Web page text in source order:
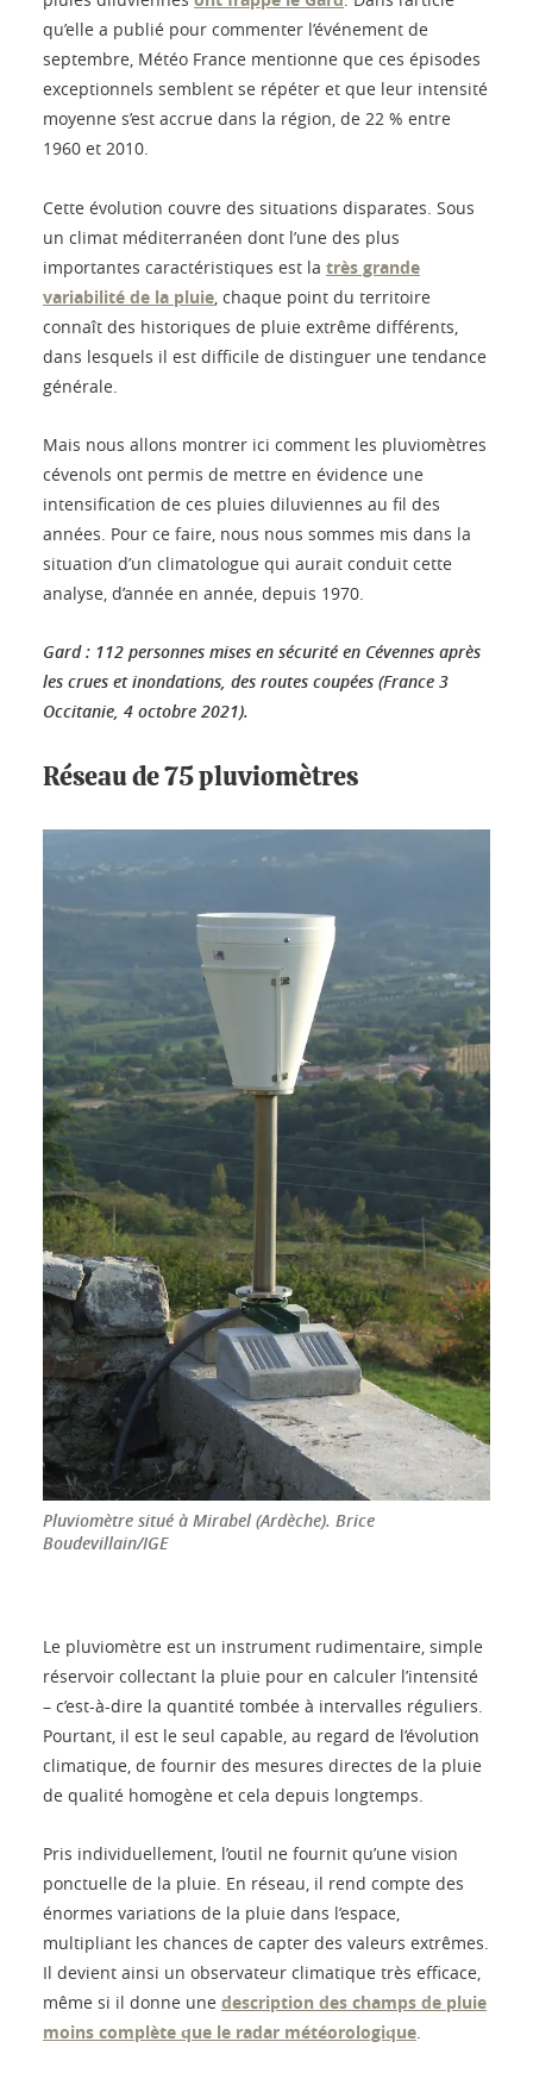
qu’elle a publié pour commenter l’événement de
septembre, Météo France mentionne que ces épisodes
exceptionnels semblent se répéter et que leur intensité
moyenne s’est accrue dans la région, de 22 % entre
1960 et 2010.
Cette évolution couvre des situations disparates. Sous
un climat méditerranéen dont l’une des plus
importantes caractéristiques est la très grande
variabilité de la pluie, chaque point du territoire
connaît des historiques de pluie extrême différents,
dans lesquels il est difficile de distinguer une tendance
générale.
Mais nous allons montrer ici comment les pluviomètres
cévenols ont permis de mettre en évidence une
intensification de ces pluies diluviennes au fil des
années. Pour ce faire, nous nous sommes mis dans la
situation d’un climatologue qui aurait conduit cette
analyse, d’année en année, depuis 1970.
Gard : 112 personnes mises en sécurité en Cévennes après
les crues et inondations, des routes coupées (France 3
Occitanie, 4 octobre 2021).
Réseau de 75 pluviomètres
Pluviomètre situé à Mirabel (Ardèche). Brice
Boudevillain/IGE
Le pluviomètre est un instrument rudimentaire, simple
réservoir collectant la pluie pour en calculer l’intensité
– c’est-à-dire la quantité tombée à intervalles réguliers.
Pourtant, il est le seul capable, au regard de l’évolution
climatique, de fournir des mesures directes de la pluie
de qualité homogène et cela depuis longtemps.
Pris individuellement, l’outil ne fournit qu’une vision
ponctuelle de la pluie. En réseau, il rend compte des
énormes variations de la pluie dans l’espace,
multipliant les chances de capter des valeurs extrêmes.
Il devient ainsi un observateur climatique très efficace,
même si il donne une description des champs de pluie
moins complète que le radar météorologique.